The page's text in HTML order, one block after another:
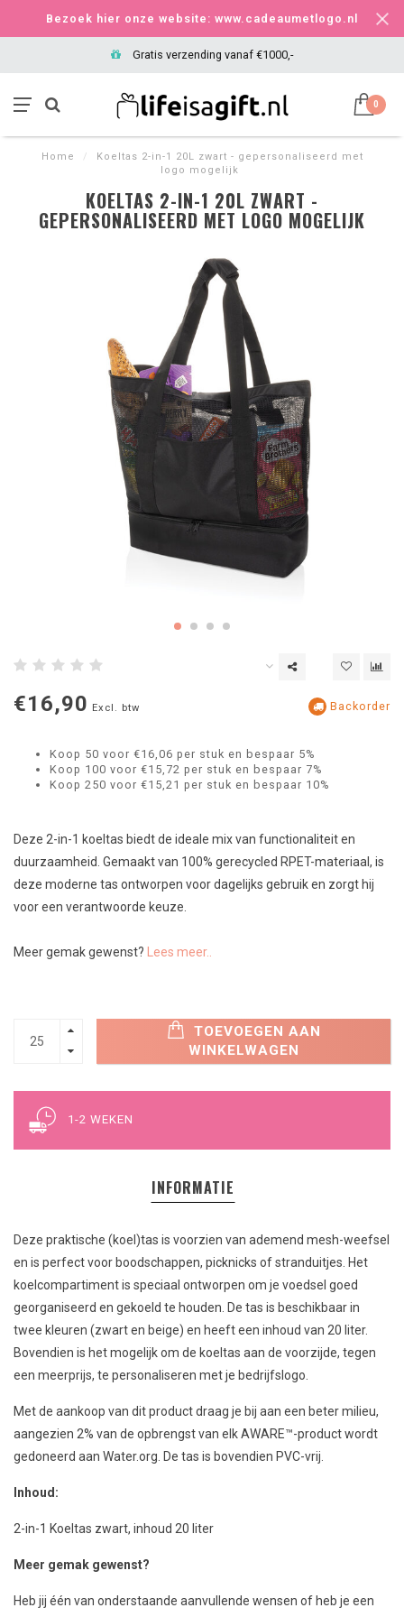
Bezoek hier onze website: www.cadeaumetlogo.nl
Gratis verzending vanaf €1000,-
0
Home /
Koeltas 2-in-1 20L zwart - gepersonaliseerd met
logo mogelijk
KOELTAS 2-IN-1 20L ZWART -
GEPERSONALISEERD MET LOGO MOGELIJK
€16,90 Excl. btw Backorder
Koop 50 voor €16,06 per stuk en bespaar 5%
Koop 100 voor €15,72 per stuk en bespaar 7%
Koop 250 voor €15,21 per stuk en bespaar 10%
Deze 2-in-1 koeltas biedt de ideale mix van functionaliteit en
duurzaamheid. Gemaakt van 100% gerecycled RPET-materiaal, is
deze moderne tas ontworpen voor dagelijks gebruik en zorgt hij
voor een verantwoorde keuze.
Meer gemak gewenst? Lees meer..
TOEVOEGEN AAN
WINKELWAGEN
1-2 WEKEN
INFORMATIE
Deze praktische (koel)tas is voorzien van ademend mesh-weefsel
en is perfect voor boodschappen, picknicks of stranduitjes. Het
koelcompartiment is speciaal ontworpen om je voedsel goed
georganiseerd en gekoeld te houden. De tas is beschikbaar in
twee kleuren (zwart en beige) en heeft een inhoud van 20 liter.
Bovendien is het mogelijk om de koeltas aan de voorzijde, tegen
een meerprijs, te personaliseren met je bedrijfslogo.
Met de aankoop van dit product draag je bij aan een beter milieu,
aangezien 2% van de opbrengst van elk AWARE™-product wordt
gedoneerd aan Water.org. De tas is bovendien PVC-vrij.
Inhoud:
2-in-1 Koeltas zwart, inhoud 20 liter
Meer gemak gewenst?
Heb jij één van onderstaande aanvullende wensen of heb je een